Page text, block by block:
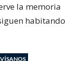
la memoria
habitando